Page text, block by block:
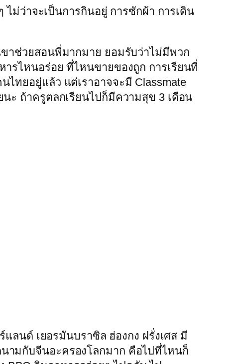
ม่ว่าจะเป็นการกินอยู่ การซักผ้า การเดิน
าช่วยสอนพี่มากมาย ยอมรับว่าไม่มีพวก
รไหนอร่อย ที่ไหนขายของถูก การเรียนที่
ทยอยู่แล้ว แต่เราอาจจะมี Classmate
ะ ถ้าครูตลกเรียนไปก็มีความสุข 3 เดือน
ลนด์ เยอรมันบราซิล ฮ่องกง ฝรั่งเศส มี
ามกับจีนอะครองโลกมาก คือไปที่ไหนก็